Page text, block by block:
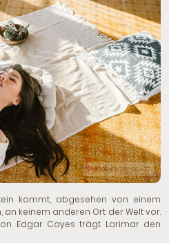
© Mikhail Nilov | Pexels.com
kommt, abgesehen von einem
keinem anderen Ort der Welt vor.
Edgar Cayes trägt Larimar den